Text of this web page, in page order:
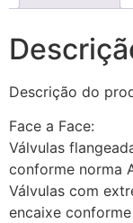
Descrição do
Face a Face:
Válvulas
conforme norma
Válvulas com
encaixe